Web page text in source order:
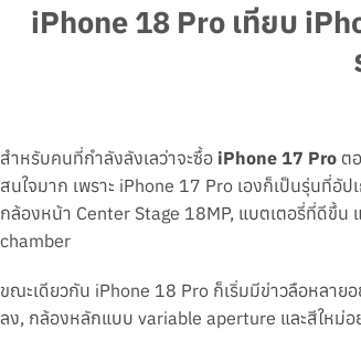
iPhone 18 Pro เทียบ
สำหรับคนที่กำลังลังเลว่าจะซื้อ iPhone 17 Proตอ
สนใจมาก เพราะ iPhone 17 Pro เองก็เป็นรุ่นที่อั
กล้องหน้า Center Stage 18MP, แบตเตอรี่ที่ดีขึ้น
chamber
ขณะเดียวกัน iPhone 18 Pro ก็เริ่มมีข่าวลือหลาย
ลง, กล้องหลักแบบ variable aperture และสีใหม่อ